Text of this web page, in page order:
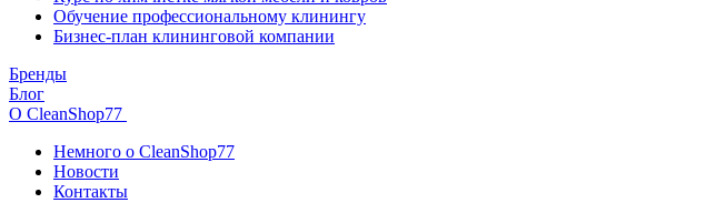
Обучение профессиональному клинингу
Бизнес-план клининговой компании
Бренды
Блог
О CleanShop77
Немного о CleanShop77
Новости
Контакты